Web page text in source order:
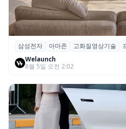
삼성전자·아마존, 프라
어드밴스드’ 적용
삼성전자 아마존 고화질영상기술
Welaunch
8월 5일 오전 2:02